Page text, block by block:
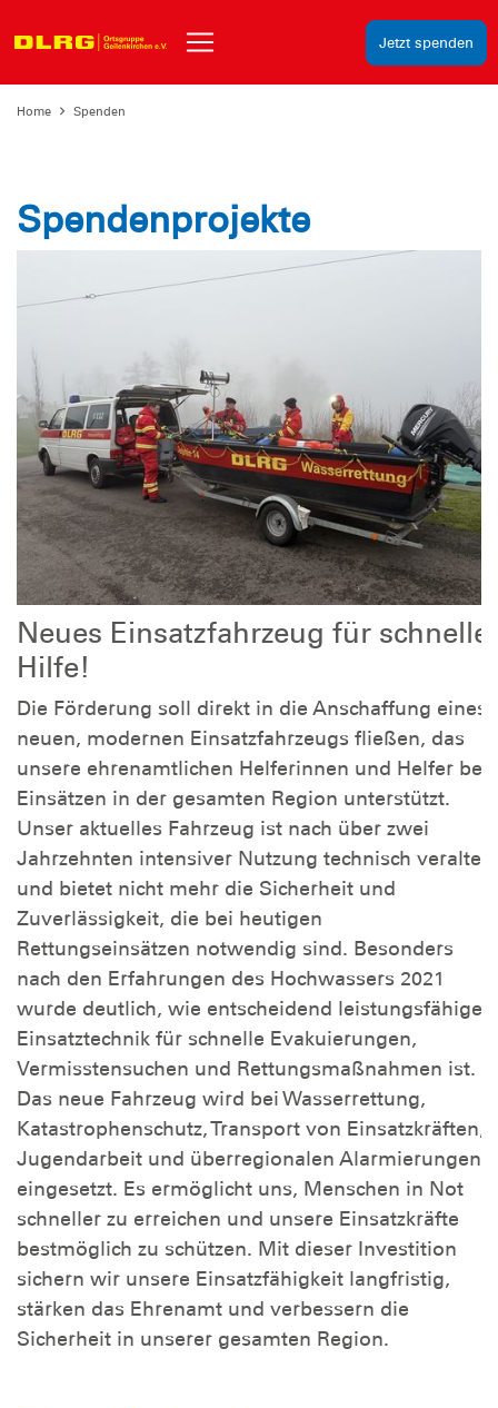
Jetzt spenden
Home Spenden
Spendenprojekte
Neues Einsatzfahrzeug für schnelle
Hilfe!
Die Förderung soll direkt in die Anschaffung eines
neuen, modernen Einsatzfahrzeugs fließen, das
unsere ehrenamtlichen Helferinnen und Helfer bei
Einsätzen in der gesamten Region unterstützt.
Unser aktuelles Fahrzeug ist nach über zwei
Jahrzehnten intensiver Nutzung technisch veraltet
und bietet nicht mehr die Sicherheit und
Zuverlässigkeit, die bei heutigen
Rettungseinsätzen notwendig sind. Besonders
nach den Erfahrungen des Hochwassers 2021
wurde deutlich, wie entscheidend leistungsfähige
Einsatztechnik für schnelle Evakuierungen,
Vermisstensuchen und Rettungsmaßnahmen ist.
Das neue Fahrzeug wird bei Wasserrettung,
Katastrophenschutz, Transport von Einsatzkräften,
Jugendarbeit und überregionalen Alarmierungen
eingesetzt. Es ermöglicht uns, Menschen in Not
schneller zu erreichen und unsere Einsatzkräfte
bestmöglich zu schützen. Mit dieser Investition
sichern wir unsere Einsatzfähigkeit langfristig,
stärken das Ehrenamt und verbessern die
Sicherheit in unserer gesamten Region.